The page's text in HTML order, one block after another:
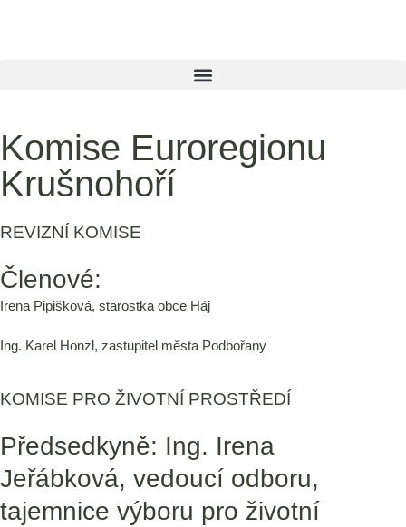
Komise Euroregionu
Krušnohoří
REVIZNÍ KOMISE
Členové:
Irena Pipišková, starostka obce Háj
Ing. Karel Honzl, zastupitel města Podbořany
KOMISE PRO ŽIVOTNÍ PROSTŘEDÍ
Předsedkyně: Ing. Irena
Jeřábková, vedoucí odboru,
tajemnice výboru pro životní